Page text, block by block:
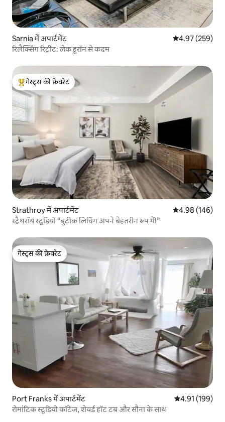
Sarnia में अपार्टमेंट औसत रेटिंग 5 में से
4.97 (259)
रिलैक्सिंग रिट्रीट: लेक हूरॉन से कदम
गेस्ट्स का टॉप फ़ेवरेट
गेस्ट्स की फ़ेवरेट
Strathroy में अपार्टमेंट औसत रेटिंग 5 में से
4.98 (146)
स्ट्रैथरॉय स्टूडियो “बुटीक लिविंग अपने बेहतरीन रूप में!”
गेस्ट्स की फ़ेवरेट
गेस्ट्स की फ़ेवरेट
Port Franks में अपार्टमेंट औसत रेटिंग 5 में से
4.91 (199)
रोमांटिक स्टूडियो कॉटेज, शेयर्ड हॉट टब और सौना के साथ